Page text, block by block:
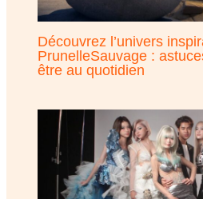
Découvrez l’univers
PrunelleSauvage :
être au quotidien